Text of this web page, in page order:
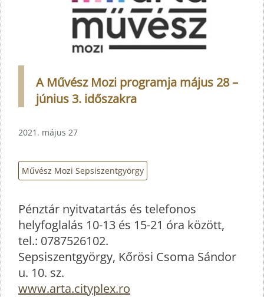
A Művész Mozi programja május 28 –
június 3. időszakra
2021. május 27
Művész Mozi Sepsiszentgyörgy
Pénztár nyitvatartás és telefonos
helyfoglalás 10-13 és 15-21 óra között,
tel.: 0787526102.
Sepsiszentgyörgy, Kőrösi Csoma Sándor
u. 10. sz.
www.arta.cityplex.ro